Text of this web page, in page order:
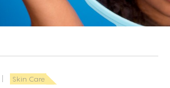
| Skin Care